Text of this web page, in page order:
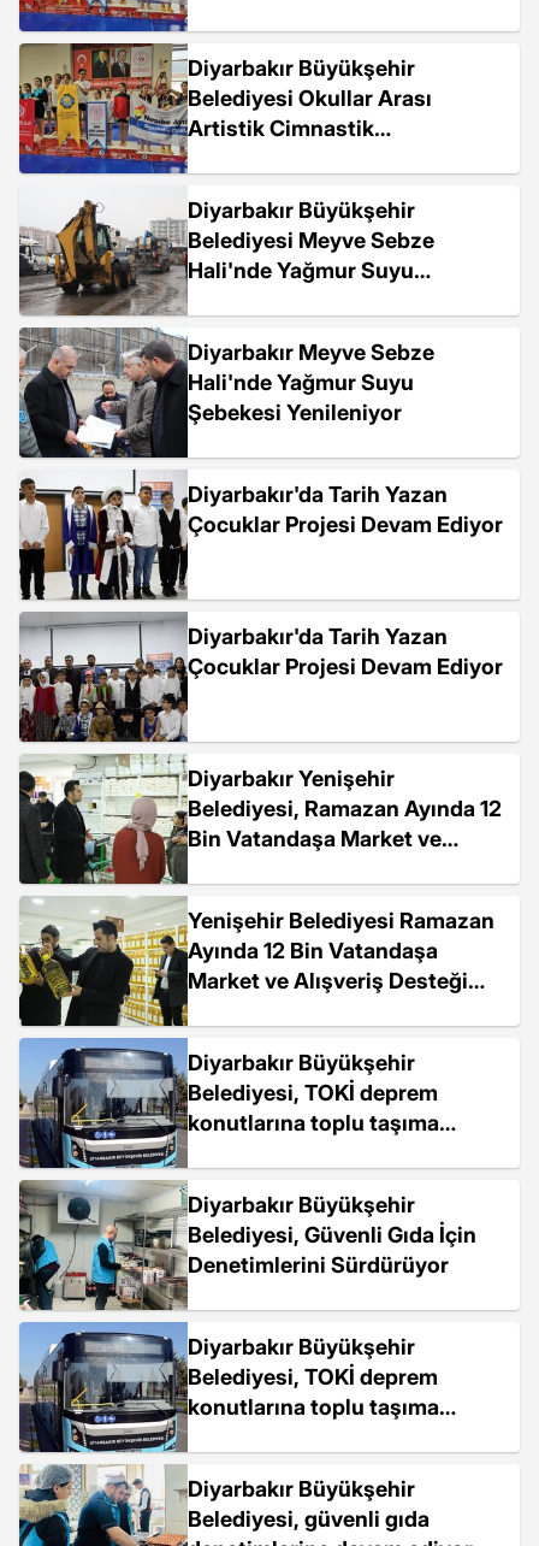
Diyarbakır Büyükşehir
Belediyesi Okullar Arası
Artistik Cimnastik
Diyarbakır Büyükşehir
Belediyesi Meyve Sebze
Hali'nde Yağmur Suyu
Diyarbakır Meyve Sebze
Hali'nde Yağmur Suyu
Şebekesi Yenileniyor
Diyarbakır'da Tarih Yazan
Çocuklar Projesi Devam Ediyor
Diyarbakır'da Tarih Yazan
Çocuklar Projesi Devam Ediyor
Diyarbakır Yenişehir
Belediyesi, Ramazan Ayında 12
Bin Vatandaşa Market ve
Yenişehir Belediyesi Ramazan
Ayında 12 Bin Vatandaşa
Market ve Alışveriş Desteği
Diyarbakır Büyükşehir
Belediyesi, TOKİ deprem
konutlarına toplu taşıma
Diyarbakır Büyükşehir
Belediyesi, Güvenli Gıda İçin
Denetimlerini Sürdürüyor
Diyarbakır Büyükşehir
Belediyesi, TOKİ deprem
konutlarına toplu taşıma
Diyarbakır Büyükşehir
Belediyesi, güvenli gıda